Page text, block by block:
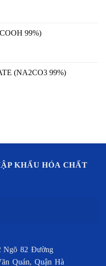
99%)
(NA2CO3 99%)
KHẨU HÓA CHẤT
Ngõ 82 Đường
Quán, Quận Hà